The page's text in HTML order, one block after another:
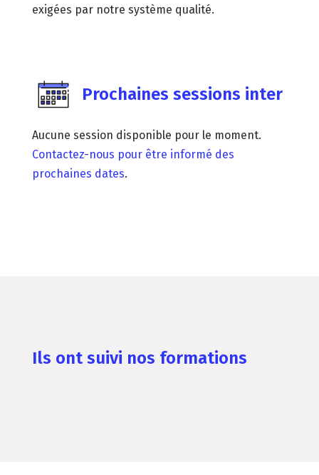
exigées par notre système qualité.
Prochaines sessions inter
Aucune session disponible pour le moment.
Contactez-nous pour être informé des
prochaines dates.
Ils ont suivi nos formations